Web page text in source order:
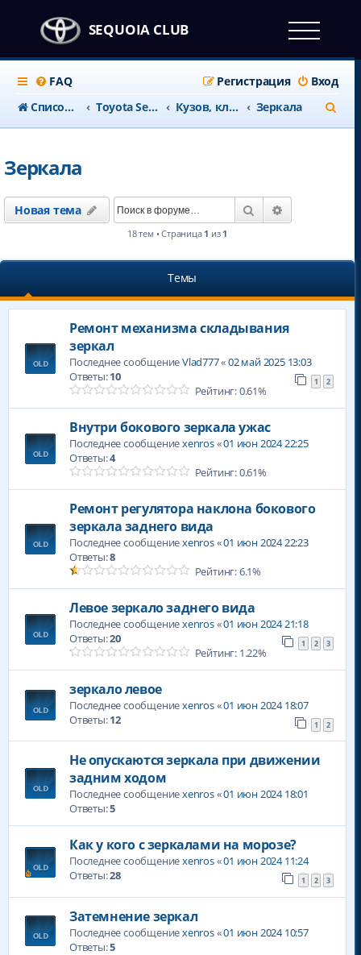
SEQUOIA CLUB
FAQ Вход
Регистрация
Список форумов
Тоyota Sequoia c 2008 года Кузов, климат и салон Зеркала
о
Зеркала
Новая тема Поиск
18 тем • Страница 1 из 1
Темы
Ремонт механизма складывания
зеркал
Последнее сообщениеVlad777«02 май 2025 13:03
Ответы:10 1 2
Рейтинг: 0.61%
Внутри бокового зеркала ужас
Последнее сообщениеxenros«01 июн 2024 22:25
Ответы:4
Рейтинг: 0.61%
Ремонт регулятора наклона бокового
зеркала заднего вида
Последнее сообщениеxenros«01 июн 2024 22:23
Ответы:8
Рейтинг: 6.1%
Левое зеркало заднего вида
Последнее сообщениеxenros«01 июн 2024 21:18
Ответы:20 1 2 3
Рейтинг: 1.22%
зеркало левое
Последнее сообщениеxenros«01 июн 2024 18:07
Ответы:12 1 2
Не опускаются зеркала при движении
задним ходом
Последнее сообщениеxenros«01 июн 2024 18:01
Ответы:5
Как у кого с зеркалами на морозе?
Последнее сообщениеxenros«01 июн 2024 11:24
Ответы:28 1 2 3
Затемнение зеркал
Последнее сообщениеxenros«01 июн 2024 10:57
Ответы:5